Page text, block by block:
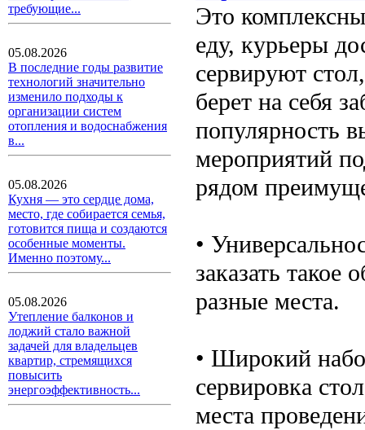
требующие...
05.08.2026
В последние годы развитие
технологий значительно
изменило подходы к
организации систем
отопления и водоснабжения
в...
05.08.2026
Кухня — это сердце дома,
место, где собирается семья,
готовится пища и создаются
особенные моменты.
Именно поэтому...
05.08.2026
Утепление балконов и
лоджий стало важной
задачей для владельцев
квартир, стремящихся
повысить
энергоэффективность...
Это
еду, курьеры
сервируют
берет на себя
популярность
мероприятий
рядом
•
заказать
разные места.
• Широкий
сервировка
места